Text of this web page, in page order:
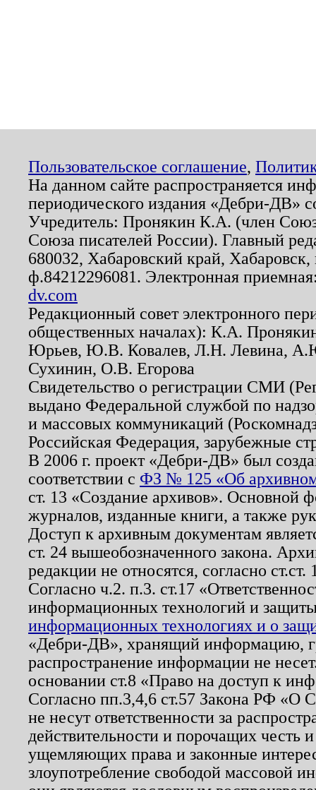
Пользовательское соглашение,
На данном сайте распространяется
периодического издания «Дебри-ДВ»
Учредитель: Пронякин К.А. (член
Союза писателей России). Главный
680032, Хабаровский край,
ф.84212296081. Электронная
dv.com
Редакционный совет электронного
общественных началах): К.А.
Юрьев, Ю.В. Ковалев, Л.Н. Левина,
Сухинин, О.В. Егорова
Свидетельство о регистрации СМИ
выдано Федеральной службой по
и массовых коммуникаций
Российская Федерация, зарубежные
В 2006 г. проект «Дебри-ДВ» был
соответствии с ФЗ № 125 «Об
ст. 13 «Создание архивов». Основной
журналов, изданные книги, а также
Доступ к архивным документам
ст. 24 вышеобозначенного закона.
редакции не относятся, согласно
Согласно ч.2. п.3. ст.17
информационных технологий и
информационных технологиях и о
«Дебри-ДВ», хранящий информацию,
распространение информации не
основании ст.8 «Право на доступ к
Согласно пп.3,4,6 ст.57 Закона РФ «О
не несут ответственности за
действительности и порочащих честь
ущемляющих права и законные
злоупотребление свободой массовой